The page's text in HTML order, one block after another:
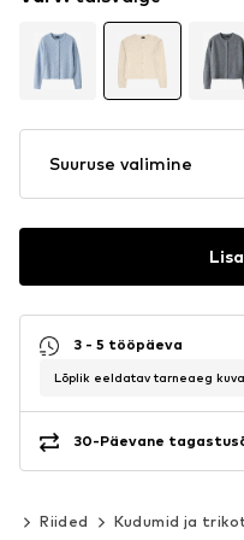
Suuruse valimine
3 - 5 tööpäeva
Lõplik eeldatav tarneaeg
30-Päevane
Riided Kudumid ja